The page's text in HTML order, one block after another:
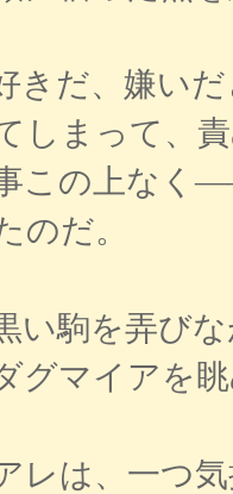
きだ、嫌い
しまって、
この上なく
のだ。
い駒を弄び
グマイアを
レは、一つ